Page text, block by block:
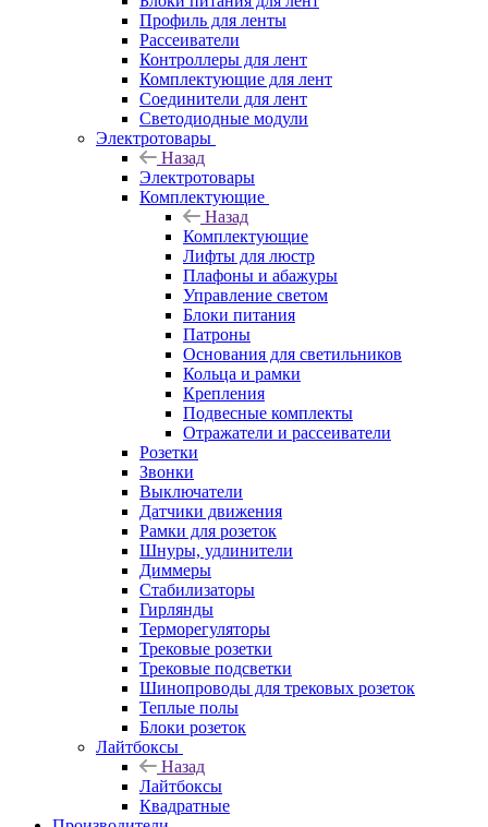
Профиль для ленты
Рассеиватели
Контроллеры для лент
Комплектующие для лент
Соединители для лент
Светодиодные модули
Электротовары
Назад
Электротовары
Комплектующие
Назад
Комплектующие
Лифты для люстр
Плафоны и абажуры
Управление светом
Блоки питания
Патроны
Основания для светильников
Кольца и рамки
Крепления
Подвесные комплекты
Отражатели и рассеиватели
Розетки
Звонки
Выключатели
Датчики движения
Рамки для розеток
Шнуры, удлинители
Диммеры
Стабилизаторы
Гирлянды
Терморегуляторы
Трековые розетки
Трековые подсветки
Шинопроводы для трековых розеток
Теплые полы
Блоки розеток
Лайтбоксы
Назад
Лайтбоксы
Квадратные